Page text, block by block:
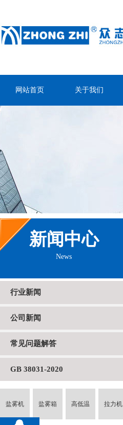
网站首页 关于我们
新闻中心
News
行业新闻
公司新闻
常见问题解答
GB 38031-2020
盐雾机 盐雾箱 高低温 拉力机